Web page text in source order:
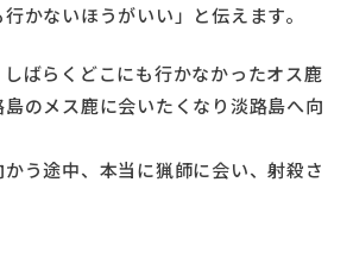
かないほうがいい」と伝えます。
ばらくどこにも行かなかったオス鹿
のメス鹿に会いたくなり淡路島へ向
う途中、本当に猟師に会い、射殺さ